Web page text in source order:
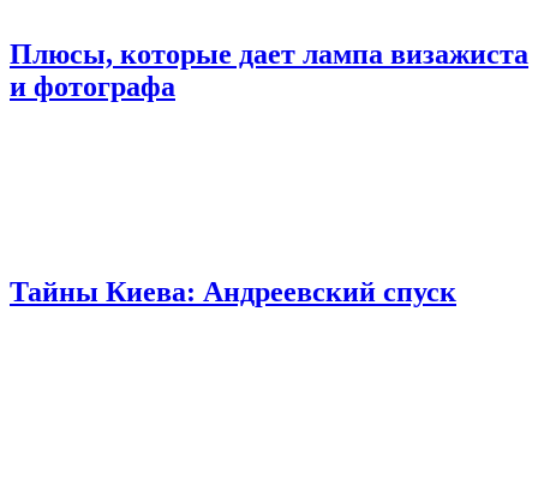
Плюсы, которые дает лампа визажиста
и фотографа
Тайны Киева: Андреевский спуск